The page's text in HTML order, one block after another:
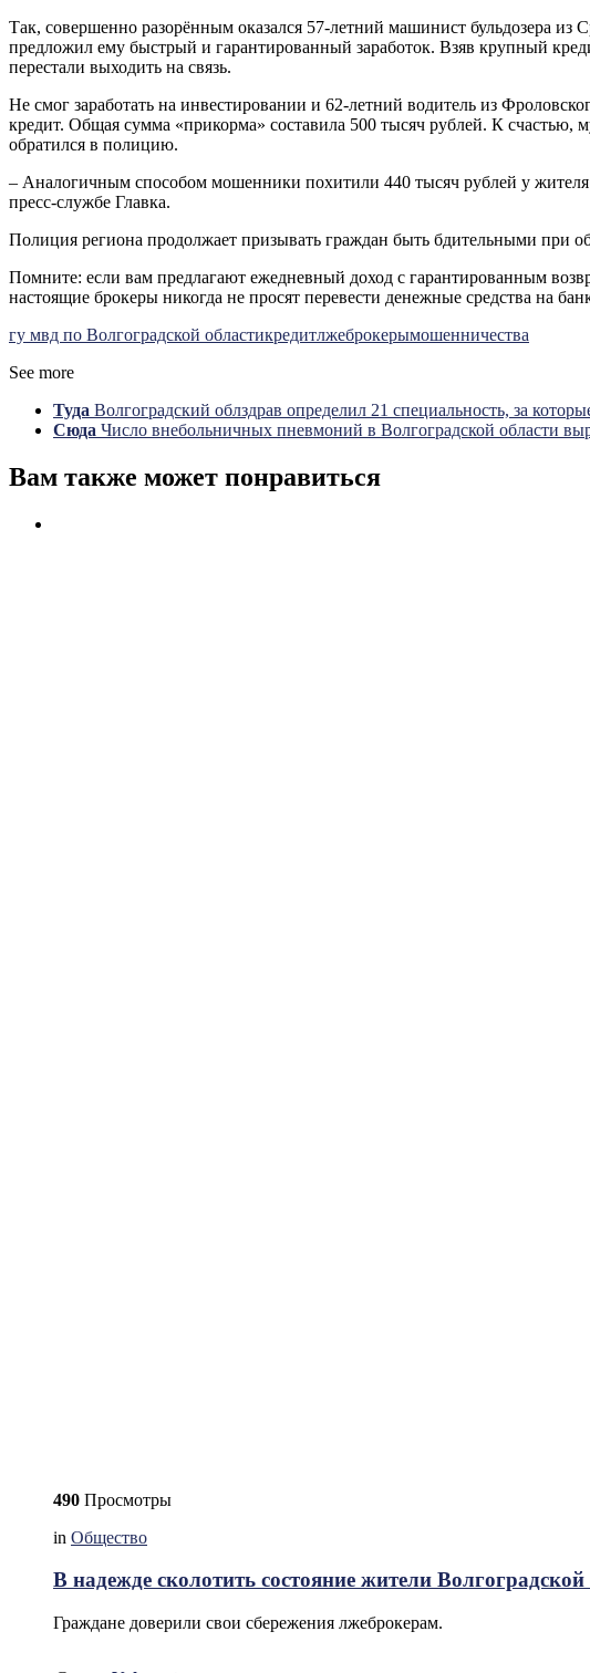
Так, совершенно разорённым оказался 57-летний машинист бульдозера из
предложил ему быстрый и гарантированный заработок. Взяв крупный
перестали выходить на связь.
Не смог заработать на инвестировании и 62-летний водитель из
кредит. Общая сумма «прикорма» составила 500 тысяч рублей. К
обратился в полицию.
– Аналогичным способом мошенники похитили 440 тысяч рублей у жителя
пресс-службе Главка.
Полиция региона продолжает призывать граждан быть бдительными при
Помните: если вам предлагают ежедневный доход с гарантированным
настоящие брокеры никогда не просят перевести денежные средства на
гу мвд по Волгоградской областикредитлжеброкерымошенничества
See more
Туда Волгоградский облздрав определил 21 специальность, за
Сюда Число внебольничных пневмоний в Волгоградской области
Вам также может понравиться
490 Просмотры
in Общество
В надежде сколотить состояние жители
Граждане доверили свои сбережения лжеброкерам.